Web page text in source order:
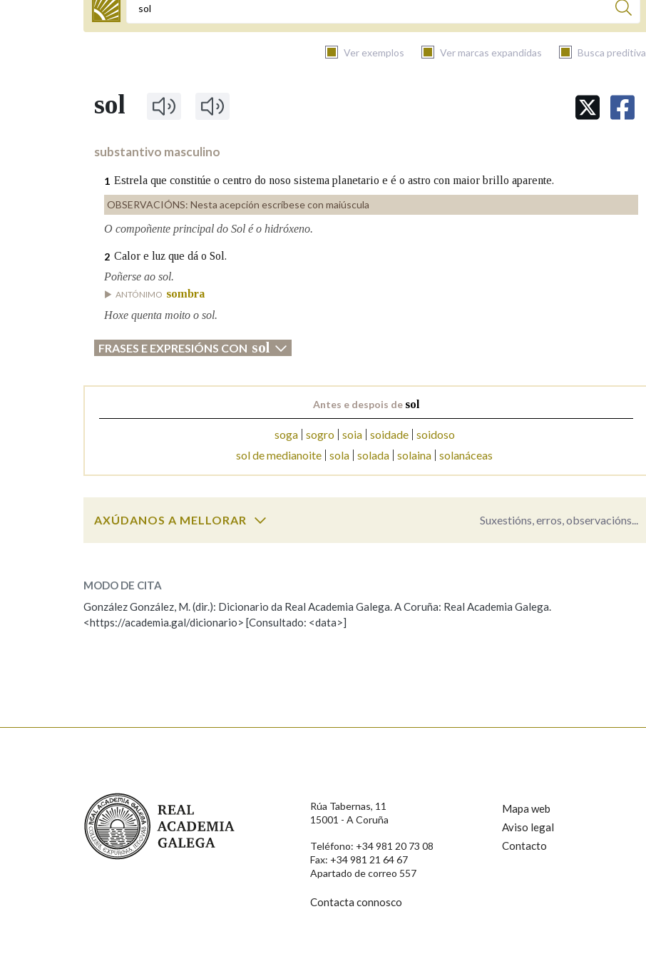
Termo a buscar
Ver exemplos Ver marcas expandidas Busca preditiva
BUSCAR NOS LEMAS
Remata por
Contén
Nos exemplos
OUTRAS OPCIÓNS DE BUSCA
Marcas gramaticais
AXUDA NA BUSCA LIMPAR BUSCA
sol
substantivo masculino
1 Estrela que constitúe o centro do noso sistema planetario e é o astro con maior brillo aparente.
OBSERVACIÓNS: Nesta acepción escríbese con maiúscula
O compoñente principal do Sol é o hidróxeno.
2 Calor e luz que dá o Sol.
Poñerse ao sol.
ANTÓNIMO sombra
Hoxe quenta moito o sol.
FRASES E EXPRESIÓNS CON sol
Antes e despois de sol
soga sogro soia soidade
soidoso
sol de medianoite sola solada solaina solanáceas
AXÚDANOS A MELLORAR Suxestións, erros, observacións...
ESCOLLE UNHA OPCIÓN:
Observación Hai un erro na palabra Propoño mellorar a definición
Comentario
MODO DE CITA
González González, M. (dir.): Dicionario da Real Academia Galega. A Coruña: Real Academia Galega.
<https://academia.gal/dicionario> [Consultado: <data>]
Real Academia Galega
Rúa Tabernas, 11
15001 - A Coruña
Teléfono: +34 981 20 73 08
Fax: +34 981 21 64 67
Apartado de correo 557
Contacta connosco
Mapa web
Aviso legal
Contacto